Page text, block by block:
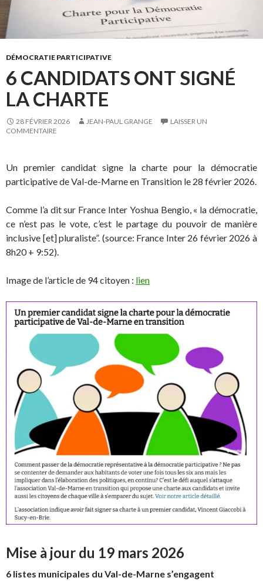
DÉMOCRATIE PARTICIPATIVE
6 CANDIDATS ONT SIGNÉ
LA CHARTE
28 FÉVRIER 2026 JEAN-PAUL GRANGE
LAISSER UN
COMMENTAIRE
Un premier candidat signe la charte pour la démocratie
participative de Val-de-Marne en Transition le 28 février 2026.
Comme l’a dit sur France Inter Yoshua Bengio, « la démocratie,
ce n’est pas le vote, c’est le partage du pouvoir de manière
inclusive [et] pluraliste”. (source: France Inter 26 février 2026 à
8h20 + 9:52).
Image de l’article de 94 citoyen : lien
Mise à jour du 19 mars 2026
6 listes municipales du Val-de-Marne s’engagent